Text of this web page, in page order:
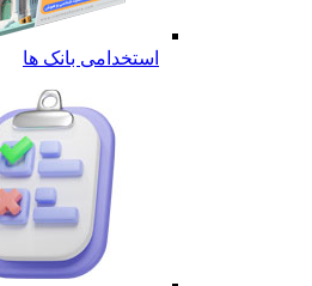
استخدامی بانک ها